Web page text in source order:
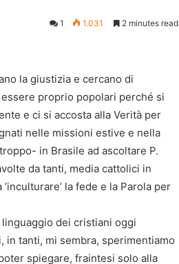
1 1.031 2 minutes read
la giustizia e cercano di
proprio popolari perché si
e ci si accosta alla Verità per
nelle missioni estive e nella
in Brasile ad ascoltare P.
da tanti, media cattolici in
la fede e la Parola per
dei cristiani oggi
tanti, mi sembra, sperimentiamo
spiegare, fraintesi solo alla